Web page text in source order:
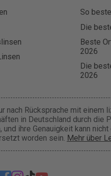
So
Die
Beste
2026
Die
2026
Rücksprache mit einem
in Deutschland durch die
ihre Genauigkeit kann
worden sein. Mehr über